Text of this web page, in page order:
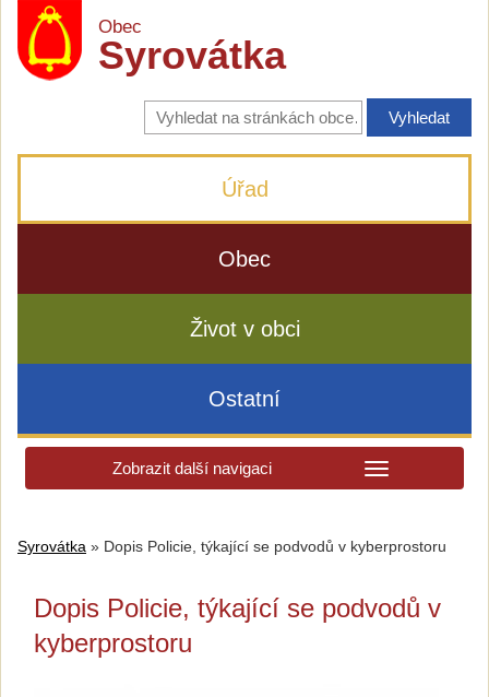
Obec
Syrovátka
Vyhledávání
na
stránkách
Úřad
Obec
Život v obci
Ostatní
Zobrazit další navigaci
Syrovátka » Dopis Policie, týkající se podvodů v kyberprostoru
Dopis Policie, týkající se podvodů v
kyberprostoru